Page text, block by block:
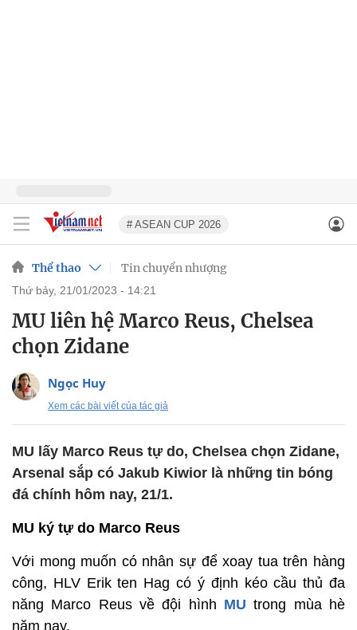
# ASEAN CUP 2026
Thể thao Tin chuyển nhượng
thứ bảy, 21/01/2023 - 14:21
MU liên hệ Marco Reus, Chelsea
chọn Zidane
Ngọc Huy
Xem các bài viết của tác giả
MU lấy Marco Reus tự do, Chelsea chọn Zidane,
Arsenal sắp có Jakub Kiwior là những tin bóng
đá chính hôm nay, 21/1.
MU ký tự do Marco Reus
Với mong muốn có nhân sự để xoay tua trên hàng
công, HLV Erik ten Hag có ý định kéo cầu thủ đa
năng Marco Reus về đội hình MU trong mùa hè
năm nay.